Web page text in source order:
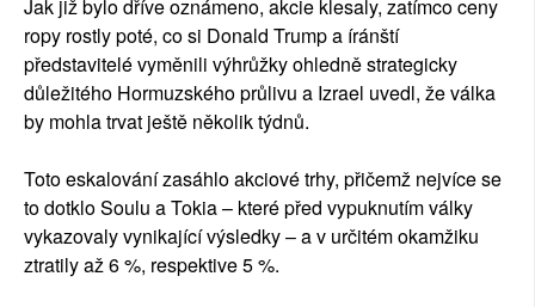
Jak již bylo dříve oznámeno, akcie klesaly, zatímco ceny
ropy rostly poté, co si Donald Trump a íránští
představitelé vyměnili výhrůžky ohledně strategicky
důležitého Hormuzského průlivu a Izrael uvedl, že válka
by mohla trvat ještě několik týdnů.
Toto eskalování zasáhlo akciové trhy, přičemž nejvíce se
to dotklo Soulu a Tokia – které před vypuknutím války
vykazovaly vynikající výsledky – a v určitém okamžiku
ztratily až 6 %, respektive 5 %.